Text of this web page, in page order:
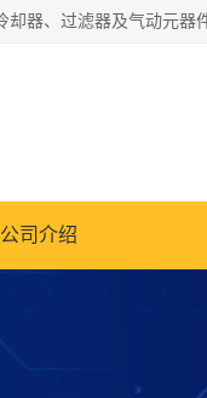
公司介绍